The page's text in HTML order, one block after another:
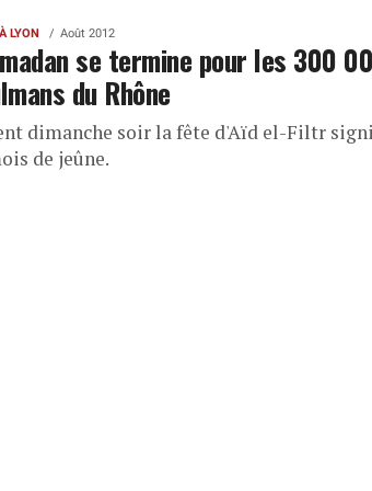
LYON Août 2012
se termine pour les 300
du Rhône
dimanche soir la fête d'Aïd el-Filtr
de jeûne.